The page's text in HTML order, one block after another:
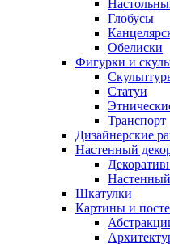
Глобусы
Обелиски
Фигурки и
Статуи
Транспорт
Дизайнерские
Настенный
Шкатулки
Картины и